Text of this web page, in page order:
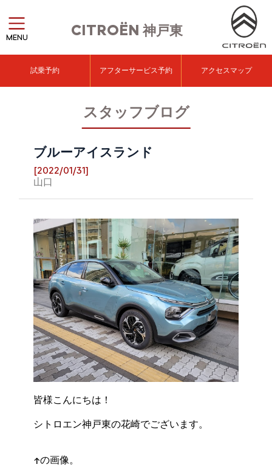
CITROËN神戸東
MENU
試乗予約 アフターサービス予約 アクセスマップ
スタッフブログ
ブルーアイスランド
[2022/01/31]
山口
皆様こんにちは！
シトロエン神戸東の花崎でございます。
↑の画像。